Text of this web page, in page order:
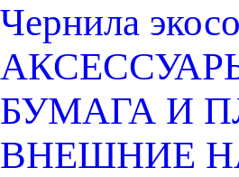
Чернила
БУМАГА И
ВНЕШНИЕ